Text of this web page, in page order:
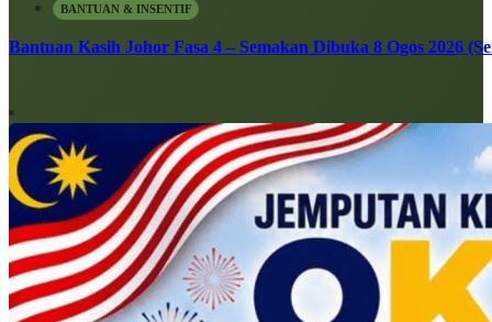
BANTUAN & INSENTIF
Bantuan Kasih Johor Fasa 4 – Semakan Dibuka 8 Ogos 2026